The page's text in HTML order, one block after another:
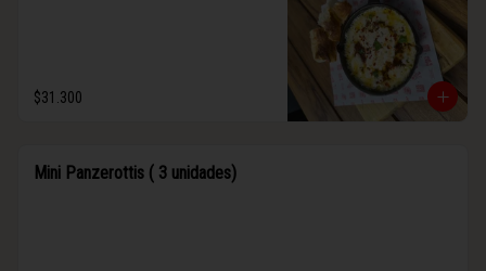
$31.300
Mini Panzerottis ( 3 unidades)